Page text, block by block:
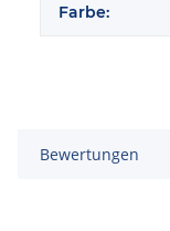
Farbe:
Bewertungen